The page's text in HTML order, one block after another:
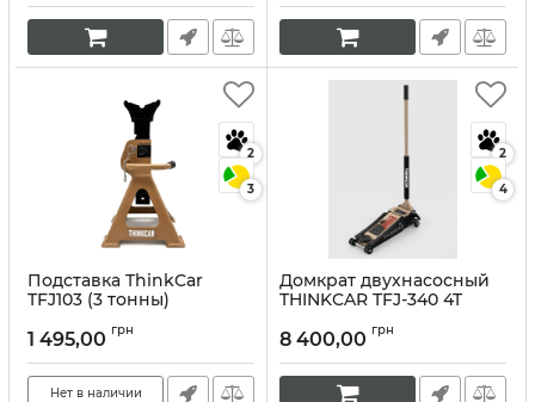
2
3
Подставка ThinkCar
TFJ103 (3 тонны)
1 495,00 грн
Нет в наличии
2
4
Домкрат двухнасосный
THINKCAR TFJ-340 4T
8 400,00 грн